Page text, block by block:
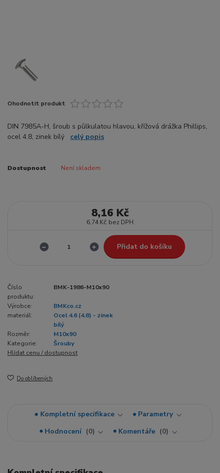
Ohodnotit produkt
DIN 7985A-H, šroub s půlkulatou hlavou, křížová drážka Phillips,
ocel 4.8, zinek bílý celý popis
Dostupnost Není skladem
8,16 Kč
6,74 Kč bez DPH
Přidat do košíku
Číslo
produktu:
BMK-1986-M10x90
Výrobce:
BMKco.cz
materiál:
Ocel 4.6 (4.8) - zinek
bílý
Rozměr:
M10x90
Kategorie:
Šrouby
Hlídat cenu / dostupnost
Do oblíbených
Kompletní specifikace
Parametry
Hodnocení
0 Komentáře 0